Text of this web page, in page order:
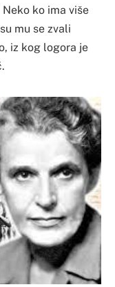
ko ima više
mu se zvali
iz kog logora je